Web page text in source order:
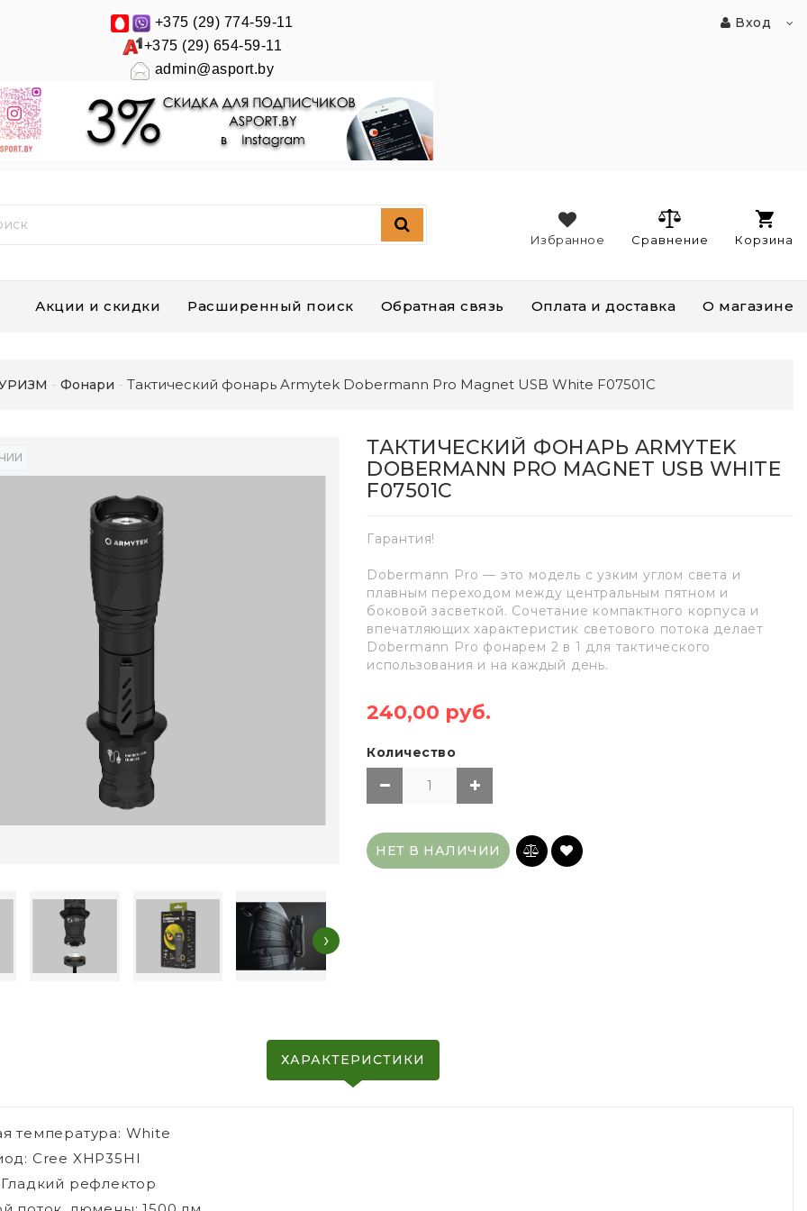
+375 (29) 774-59-11
+375 (29) 654-59-11
admin@asport.by
Вход
Корзина
Сравнение
Избранное
Акции и скидки Расширенный поиск Обратная связь Оплата и доставка О магазине
Фонари Тактический фонарь Armytek Dobermann Pro Magnet USB White F07501C
›
ТАКТИЧЕСКИЙ ФОНАРЬ ARMYTEK
DOBERMANN PRO MAGNET USB WHITE
F07501C
Гарантия!
Dobermann Pro — это модель с узким углом света и
плавным переходом между центральным пятном и
боковой засветкой. Сочетание компактного корпуса и
впечатляющих характеристик светового потока делает
Dobermann Pro фонарем 2 в 1 для тактического
использования и на каждый день.
240,00 руб.
Количество
НЕТ В НАЛИЧИИ
ХАРАКТЕРИСТИКИ
температура: White
Cree XHP35HI
рефлектор